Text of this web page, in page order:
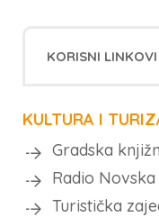
KORISNI LINKOVI
KULTURA I
Gradska
Radio Novska
Turistička